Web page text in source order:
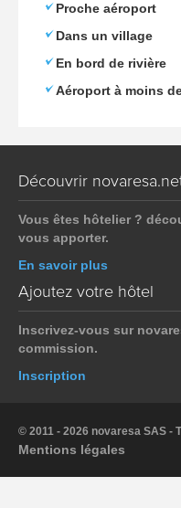
Proche aéroport
Dans un village
En bord de rivière
Aéroport à moins
Découvrir
Vous êtes hôtelier ?
vous apporter.
En savoir plus
Ajoutez votre hôtel
Inscrivez-vous sur
commission.
Inscription
© 2011 - 2026 novaresa SAS -
Mentions légales